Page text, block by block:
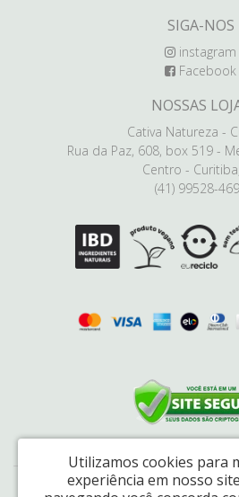
SIGA-NOS
instagram
Facebook
NOSSAS
Cativa Natureza -
Rua da Paz, 608, box 519 -
Centro -
(41) 99528-
Natural Link Comércio de Cosméticos Ltda
Utilizamos cookies para
experiência em nosso